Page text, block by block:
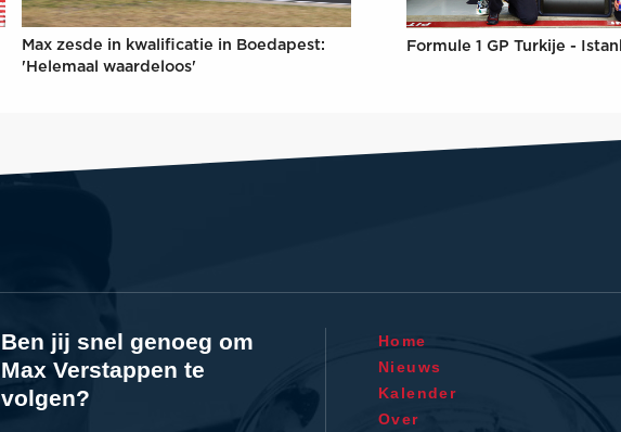
Max zesde in kwalificatie in Boedapest:
'Helemaal waardeloos'
Formule 1 GP Turkije -
Ben jij snel genoeg om
Max Verstappen te
volgen?
Home
Nieuws
Kalender
Over